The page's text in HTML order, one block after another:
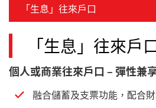
「生息」往來戶口
「生息」往來戶
個人或商業往來戶口 – 彈性兼
融合儲蓄及支票功能，配合